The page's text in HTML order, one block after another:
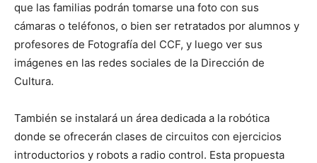
que las familias podrán tomarse una foto con sus
cámaras o teléfonos, o bien ser retratados por alumnos y
profesores de Fotografía del CCF, y luego ver sus
imágenes en las redes sociales de la Dirección de
Cultura.
También se instalará un área dedicada a la robótica
donde se ofrecerán clases de circuitos con ejercicios
introductorios y robots a radio control. Esta propuesta